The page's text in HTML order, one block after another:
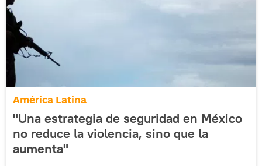
América Latina
"Una estrategia de seguridad en México
no reduce la violencia, sino que la
aumenta"